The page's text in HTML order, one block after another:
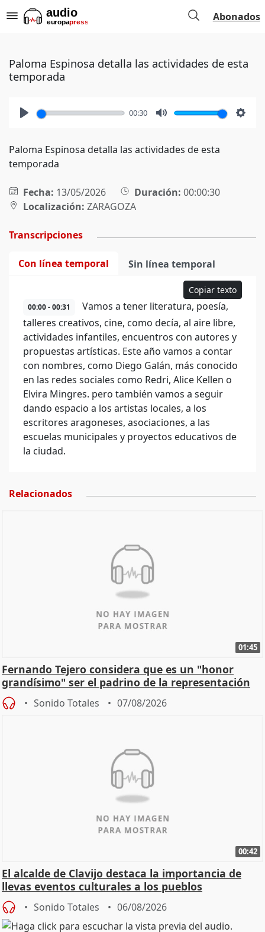
Abonados
Paloma Espinosa detalla las actividades de esta
temporada
00:30
Paloma Espinosa detalla las actividades de esta
temporada
Fecha: 13/05/2026 Duración: 00:00:30
Localización: ZARAGOZA
Transcripciones
Con línea temporal Sin línea temporal
Copiar texto
00:00 - 00:31
Vamos a tener literatura, poesía,
talleres creativos, cine, como decía, al aire libre,
actividades infantiles, encuentros con autores y
propuestas artísticas. Este año vamos a contar
con nombres, como Diego Galán, más conocido
en las redes sociales como Redri, Alice Kellen o
Elvira Mingres. pero también vamos a seguir
dando espacio a los artistas locales, a los
escritores aragoneses, asociaciones, a las
escuelas municipales y proyectos educativos de
la ciudad.
Relacionados
01:45
Fernando Tejero considera que es un "honor
grandísimo" ser el padrino de la representación
Sonido Totales 07/08/2026
00:42
El alcalde de Clavijo destaca la importancia de
llevas eventos culturales a los pueblos
Sonido Totales 06/08/2026